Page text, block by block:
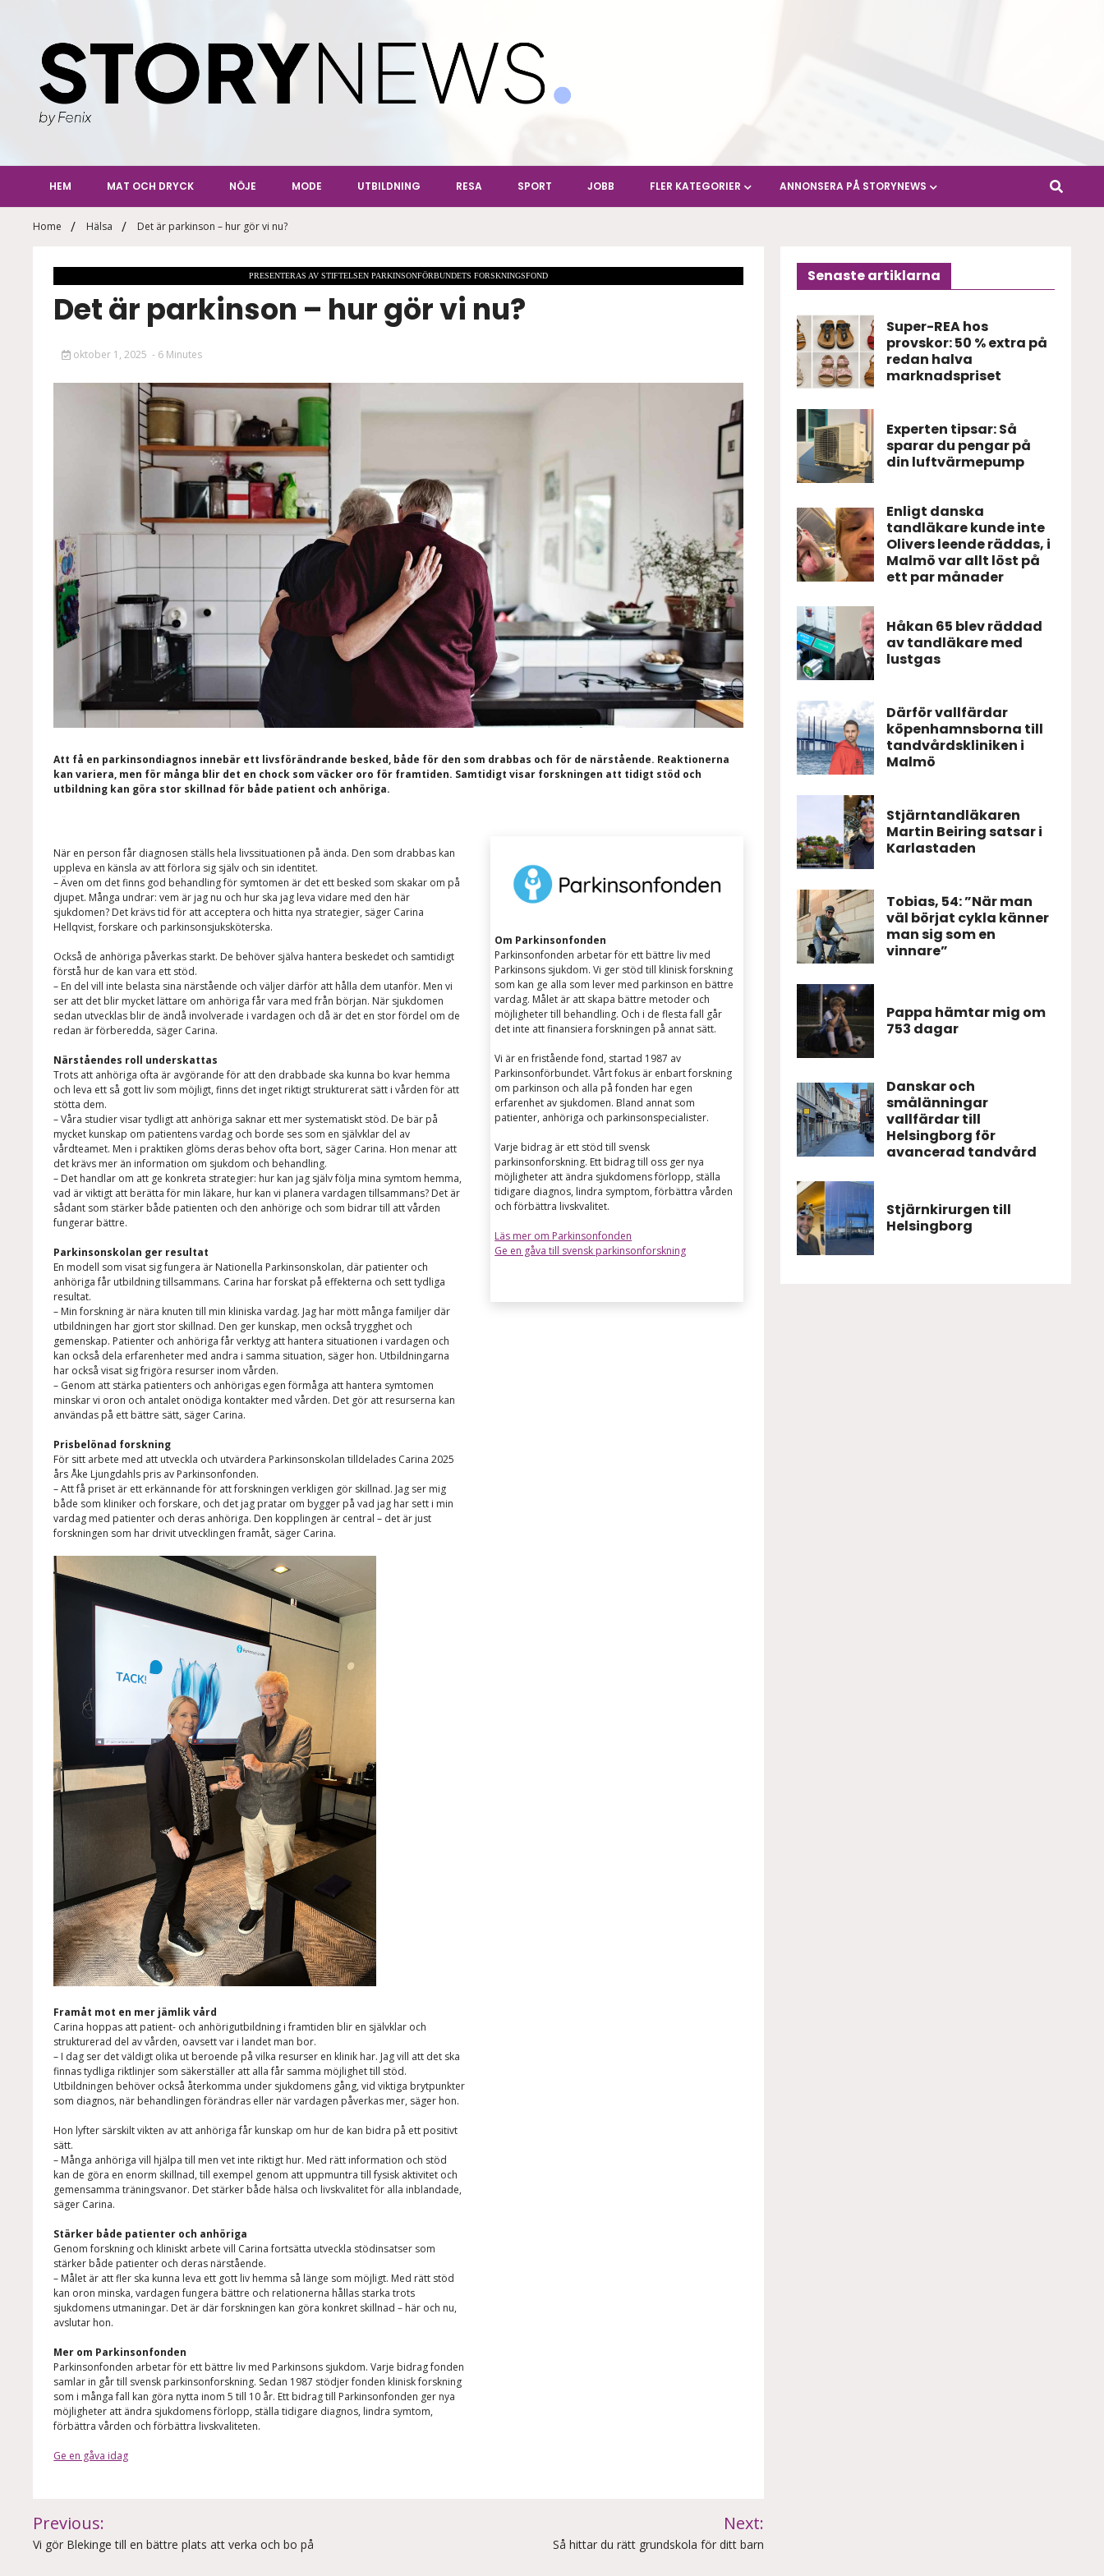
StoryNews
HEM MAT OCH DRYCK NÖJE MODE UTBILDNING RESA SPORT JOBB FLER KATEGORIER ANNONSERA PÅ STORYNEWS
Home Hälsa Det är parkinson – hur gör vi nu?
PRESENTERAS AV STIFTELSEN PARKINSONFÖRBUNDETS FORSKNINGSFOND
Det är parkinson – hur gör vi nu?
oktober 1, 2025 - 6 Minutes
Att få en parkinsondiagnos innebär ett livsförändrande besked, både för den som drabbas och för de närstående. Reaktionerna
kan variera, men för många blir det en chock som väcker oro för framtiden. Samtidigt visar forskningen att tidigt stöd och
utbildning kan göra stor skillnad för både patient och anhöriga.
När en person får diagnosen ställs hela livssituationen på ända. Den som drabbas kan
uppleva en känsla av att förlora sig själv och sin identitet.
– Även om det finns god behandling för symtomen är det ett besked som skakar om på
djupet. Många undrar: vem är jag nu och hur ska jag leva vidare med den här
sjukdomen? Det krävs tid för att acceptera och hitta nya strategier, säger Carina
Hellqvist, forskare och parkinsonsjuksköterska.
Också de anhöriga påverkas starkt. De behöver själva hantera beskedet och samtidigt
förstå hur de kan vara ett stöd.
– En del vill inte belasta sina närstående och väljer därför att hålla dem utanför. Men vi
ser att det blir mycket lättare om anhöriga får vara med från början. När sjukdomen
sedan utvecklas blir de ändå involverade i vardagen och då är det en stor fördel om de
redan är förberedda, säger Carina.
Närståendes roll underskattas
Trots att anhöriga ofta är avgörande för att den drabbade ska kunna bo kvar hemma
och leva ett så gott liv som möjligt, finns det inget riktigt strukturerat sätt i vården för att
stötta dem.
– Våra studier visar tydligt att anhöriga saknar ett mer systematiskt stöd. De bär på
mycket kunskap om patientens vardag och borde ses som en självklar del av
vårdteamet. Men i praktiken glöms deras behov ofta bort, säger Carina. Hon menar att
det krävs mer än information om sjukdom och behandling.
– Det handlar om att ge konkreta strategier: hur kan jag själv följa mina symtom hemma,
vad är viktigt att berätta för min läkare, hur kan vi planera vardagen tillsammans? Det är
sådant som stärker både patienten och den anhörige och som bidrar till att vården
fungerar bättre.
Parkinsonskolan ger resultat
En modell som visat sig fungera är Nationella Parkinsonskolan, där patienter och
anhöriga får utbildning tillsammans. Carina har forskat på effekterna och sett tydliga
resultat.
– Min forskning är nära knuten till min kliniska vardag. Jag har mött många familjer där
utbildningen har gjort stor skillnad. Den ger kunskap, men också trygghet och
gemenskap. Patienter och anhöriga får verktyg att hantera situationen i vardagen och
kan också dela erfarenheter med andra i samma situation, säger hon. Utbildningarna
har också visat sig frigöra resurser inom vården.
– Genom att stärka patienters och anhörigas egen förmåga att hantera symtomen
minskar vi oron och antalet onödiga kontakter med vården. Det gör att resurserna kan
användas på ett bättre sätt, säger Carina.
Prisbelönad forskning
För sitt arbete med att utveckla och utvärdera Parkinsonskolan tilldelades Carina 2025
års Åke Ljungdahls pris av Parkinsonfonden.
– Att få priset är ett erkännande för att forskningen verkligen gör skillnad. Jag ser mig
både som kliniker och forskare, och det jag pratar om bygger på vad jag har sett i min
vardag med patienter och deras anhöriga. Den kopplingen är central – det är just
forskningen som har drivit utvecklingen framåt, säger Carina.
Framåt mot en mer jämlik vård
Carina hoppas att patient- och anhörigutbildning i framtiden blir en självklar och
strukturerad del av vården, oavsett var i landet man bor.
– I dag ser det väldigt olika ut beroende på vilka resurser en klinik har. Jag vill att det ska
finnas tydliga riktlinjer som säkerställer att alla får samma möjlighet till stöd.
Utbildningen behöver också återkomma under sjukdomens gång, vid viktiga brytpunkter
som diagnos, när behandlingen förändras eller när vardagen påverkas mer, säger hon.
Hon lyfter särskilt vikten av att anhöriga får kunskap om hur de kan bidra på ett positivt
sätt.
– Många anhöriga vill hjälpa till men vet inte riktigt hur. Med rätt information och stöd
kan de göra en enorm skillnad, till exempel genom att uppmuntra till fysisk aktivitet och
gemensamma träningsvanor. Det stärker både hälsa och livskvalitet för alla inblandade,
säger Carina.
Stärker både patienter och anhöriga
Genom forskning och kliniskt arbete vill Carina fortsätta utveckla stödinsatser som
stärker både patienter och deras närstående.
– Målet är att fler ska kunna leva ett gott liv hemma så länge som möjligt. Med rätt stöd
kan oron minska, vardagen fungera bättre och relationerna hållas starka trots
sjukdomens utmaningar. Det är där forskningen kan göra konkret skillnad – här och nu,
avslutar hon.
Mer om Parkinsonfonden
Parkinsonfonden arbetar för ett bättre liv med Parkinsons sjukdom. Varje bidrag fonden
samlar in går till svensk parkinsonforskning. Sedan 1987 stödjer fonden klinisk forskning
som i många fall kan göra nytta inom 5 till 10 år. Ett bidrag till Parkinsonfonden ger nya
möjligheter att ändra sjukdomens förlopp, ställa tidigare diagnos, lindra symtom,
förbättra vården och förbättra livskvaliteten.
Ge en gåva idag
Om Parkinsonfonden
Parkinsonfonden arbetar för ett bättre liv med
Parkinsons sjukdom. Vi ger stöd till klinisk forskning
som kan ge alla som lever med parkinson en bättre
vardag. Målet är att skapa bättre metoder och
möjligheter till behandling. Och i de flesta fall går
det inte att finansiera forskningen på annat sätt.
Vi är en fristående fond, startad 1987 av
Parkinsonförbundet. Vårt fokus är enbart forskning
om parkinson och alla på fonden har egen
erfarenhet av sjukdomen. Bland annat som
patienter, anhöriga och parkinsonspecialister.
Varje bidrag är ett stöd till svensk
parkinsonforskning. Ett bidrag till oss ger nya
möjligheter att ändra sjukdomens förlopp, ställa
tidigare diagnos, lindra symptom, förbättra vården
och förbättra livskvalitet.
Läs mer om Parkinsonfonden
Ge en gåva till svensk parkinsonforskning
Inläggsnavigering
Previous:
Vi gör Blekinge till en bättre plats att verka och bo på
Next:
Så hittar du rätt grundskola för ditt barn
Senaste artiklarna
Super-REA hos
provskor: 50 % extra på
redan halva
marknadspriset
Experten tipsar: Så
sparar du pengar på
din luftvärmepump
Enligt danska
tandläkare kunde inte
Olivers leende räddas, i
Malmö var allt löst på
ett par månader
Håkan 65 blev räddad
av tandläkare med
lustgas
Därför vallfärdar
köpenhamnsborna till
tandvårdskliniken i
Malmö
Stjärntandläkaren
Martin Beiring satsar i
Karlastaden
Tobias, 54: ”När man
väl börjat cykla känner
man sig som en
vinnare”
Pappa hämtar mig om
753 dagar
Danskar och
smålänningar
vallfärdar till
Helsingborg för
avancerad tandvård
Stjärnkirurgen till
Helsingborg